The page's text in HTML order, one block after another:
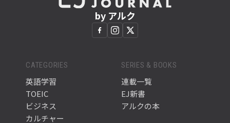
by アルク
CATEGORIES
英語学習
TOEIC
ビジネス
カルチャー
SERIES & BOOKS
連載一覧
EJ新書
アルクの本